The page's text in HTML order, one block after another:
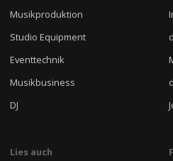
Musikproduktion
Studio Equipment
Eventtechnik
Musikbusiness
DJ
Lies auch